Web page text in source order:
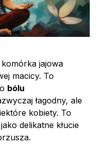
komórka jajowa
macicy. To
bólu
łagodny, ale
kobiety. To
delikatne kłucie